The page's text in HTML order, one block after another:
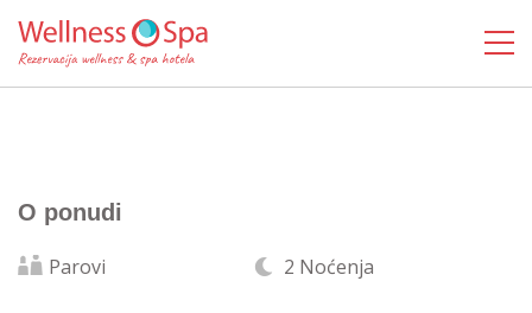
O ponudi
Parovi 2 Noćenja